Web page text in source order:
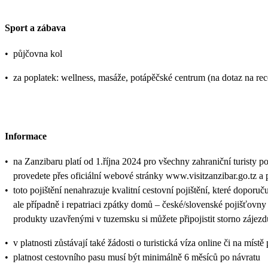
Sport a zábava
• půjčovna kol
• za poplatek: wellness, masáže, potápěčské centrum (na dotaz na
Informace
• na Zanzibaru platí od 1.října 2024 pro všechny zahraniční turisty
provedete přes oficiální webové stránky www.visitzanzibar.go.tz a
• toto pojištění nenahrazuje kvalitní cestovní pojištění, které
ale případně i repatriaci zpátky domů – české/slovenské
produkty uzavřenými v tuzemsku si můžete připojistit storno
• v platnosti zůstávají také žádosti o turistická víza online či na
• platnost cestovního pasu musí být minimálně 6 měsíců po návratu